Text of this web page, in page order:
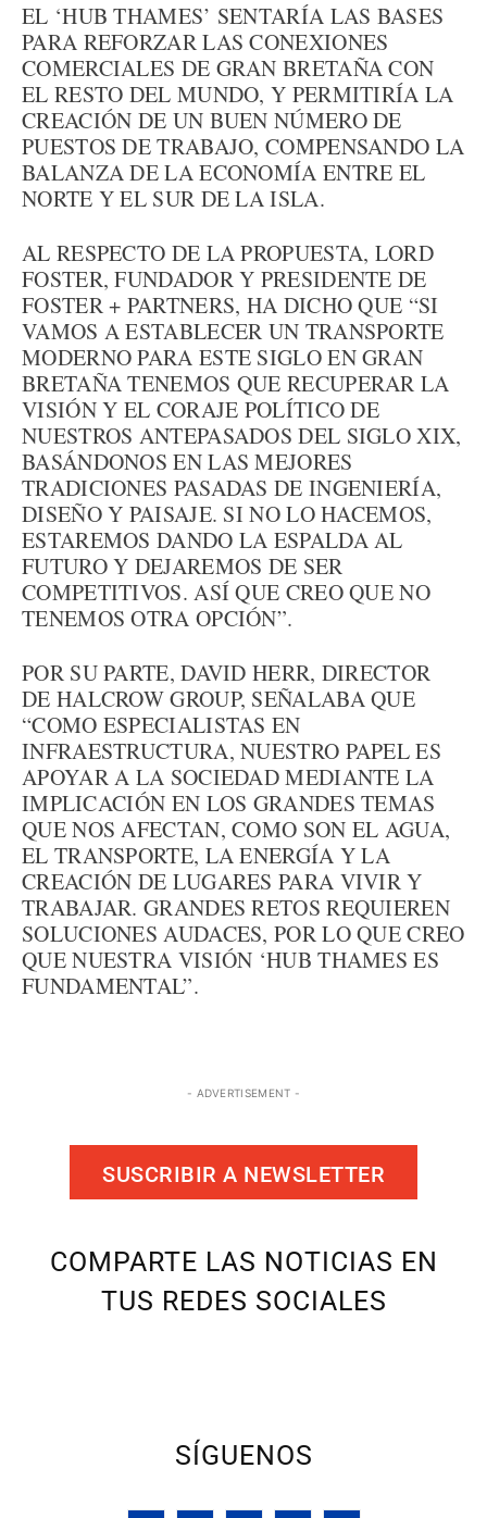
EL ‘HUB THAMES’ SENTARÍA LAS BASES
PARA REFORZAR LAS CONEXIONES
COMERCIALES DE GRAN BRETAÑA CON
EL RESTO DEL MUNDO, Y PERMITIRÍA LA
CREACIÓN DE UN BUEN NÚMERO DE
PUESTOS DE TRABAJO, COMPENSANDO LA
BALANZA DE LA ECONOMÍA ENTRE EL
NORTE Y EL SUR DE LA ISLA.
AL RESPECTO DE LA PROPUESTA, LORD
FOSTER, FUNDADOR Y PRESIDENTE DE
FOSTER + PARTNERS, HA DICHO QUE “SI
VAMOS A ESTABLECER UN TRANSPORTE
MODERNO PARA ESTE SIGLO EN GRAN
BRETAÑA TENEMOS QUE RECUPERAR LA
VISIÓN Y EL CORAJE POLÍTICO DE
NUESTROS ANTEPASADOS DEL SIGLO XIX,
BASÁNDONOS EN LAS MEJORES
TRADICIONES PASADAS DE INGENIERÍA,
DISEÑO Y PAISAJE. SI NO LO HACEMOS,
ESTAREMOS DANDO LA ESPALDA AL
FUTURO Y DEJAREMOS DE SER
COMPETITIVOS. ASÍ QUE CREO QUE NO
TENEMOS OTRA OPCIÓN”.
POR SU PARTE, DAVID HERR, DIRECTOR
DE HALCROW GROUP, SEÑALABA QUE
“COMO ESPECIALISTAS EN
INFRAESTRUCTURA, NUESTRO PAPEL ES
APOYAR A LA SOCIEDAD MEDIANTE LA
IMPLICACIÓN EN LOS GRANDES TEMAS
QUE NOS AFECTAN, COMO SON EL AGUA,
EL TRANSPORTE, LA ENERGÍA Y LA
CREACIÓN DE LUGARES PARA VIVIR Y
TRABAJAR. GRANDES RETOS REQUIEREN
SOLUCIONES AUDACES, POR LO QUE CREO
QUE NUESTRA VISIÓN ‘HUB THAMES ES
FUNDAMENTAL”.
- ADVERTISEMENT -
SUSCRIBIR A NEWSLETTER
COMPARTE LAS NOTICIAS EN
TUS REDES SOCIALES
SÍGUENOS